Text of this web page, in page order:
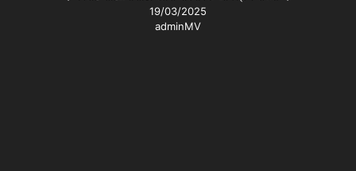
19/03/2025
adminMV